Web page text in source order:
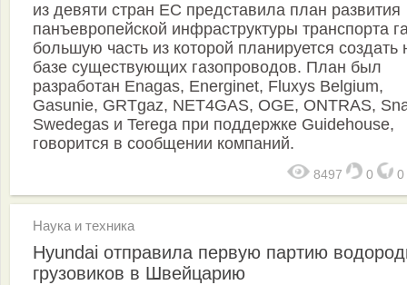
из девяти стран ЕС представила план развития
панъевропейской инфраструктуры транспорта
большую часть из которой планируется создать
базе существующих газопроводов. План был
разработан Enagas, Energinet, Fluxys Belgium,
Gasunie, GRTgaz, NET4GAS, OGE, ONTRAS,
Swedegas и Terega при поддержке Guidehouse,
говорится в сообщении компаний.
8497 0 0
Наука и техника
Hyundai отправила первую партию
грузовиков в Швейцарию